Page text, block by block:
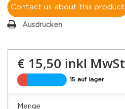
Contact us about this product
Ausdrucken
€ 15,50 inkl MwSt
15 auf lager
Menge